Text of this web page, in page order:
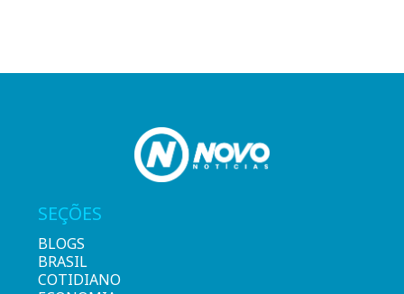
SEÇÕES
BLOGS
BRASIL
COTIDIANO